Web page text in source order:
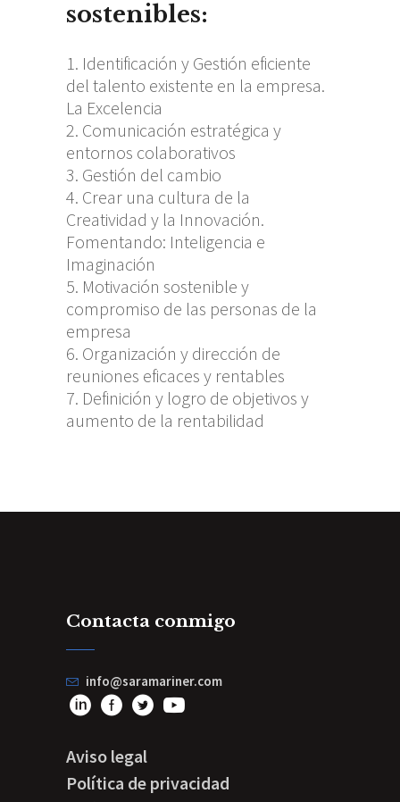
sostenibles:
Identificación y Gestión eficiente
del talento existente en la empresa.
La Excelencia
Comunicación estratégica y
entornos colaborativos
Gestión del cambio
Crear una cultura de la
Creatividad y la Innovación.
Fomentando: Inteligencia e
Imaginación
Motivación sostenible y
compromiso de las personas de la
empresa
Organización y dirección de
reuniones eficaces y rentables
Definición y logro de objetivos y
aumento de la rentabilidad
Contacta conmigo
info@saramariner.com
Aviso legal
Política de privacidad